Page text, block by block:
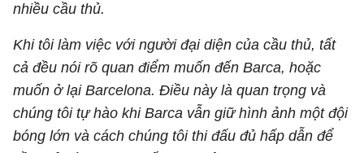
nhiều cầu thủ.
Khi tôi làm việc với người đại diện của cầu thủ, tất
cả đều nói rõ quan điểm muốn đến Barca, hoặc
muốn ở lại Barcelona. Điều này là quan trọng và
chúng tôi tự hào khi Barca vẫn giữ hình ảnh một đội
bóng lớn và cách chúng tôi thi đấu đủ hấp dẫn để